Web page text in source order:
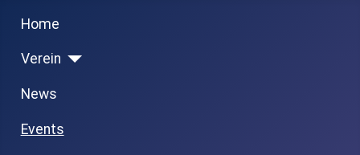
Home
Verein
News
Events
Month
Month